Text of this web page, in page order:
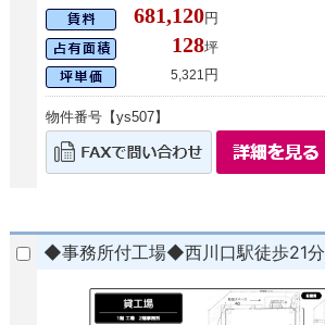
681,120円
128坪
5,321 円
物件番号【ys507】
◆事務所付工場◆西川口駅徒歩21分